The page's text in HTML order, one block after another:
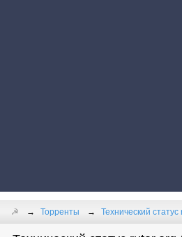
☭ Торренты Технический статус